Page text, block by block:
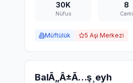
30K
Nüfus
8
Cami
Müftülük 5 Aşı Merkezi
BalÃ„Â±Ã…ş¸eyh